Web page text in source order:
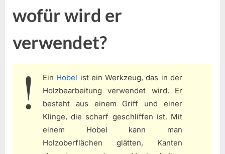
wofür wird er
verwendet?
Ein Hobel ist ein Werkzeug, das in der
Holzbearbeitung verwendet wird. Er
besteht aus einem Griff und einer
Klinge, die scharf geschliffen ist. Mit
einem Hobel kann man
Holzoberflächen glätten, Kanten